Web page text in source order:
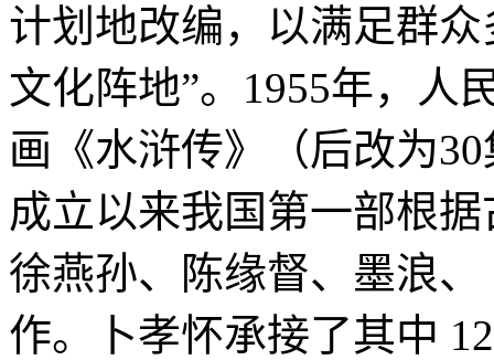
计划地改编，以满足群
文化阵地”。1955年，人
画《水浒传》（后改为
成立以来我国第一部根
徐燕孙、陈缘督、墨浪
作。卜孝怀承接了其中